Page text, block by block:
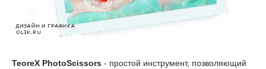
TeoreX PhotoScissors - простой инструмент, позволяющий